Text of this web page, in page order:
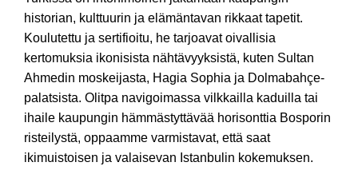
historian, kulttuurin ja elämäntavan rikkaat tapetit.
Koulutettu ja sertifioitu, he tarjoavat oivallisia
kertomuksia ikonisista nähtävyyksistä, kuten Sultan
Ahmedin moskeijasta, Hagia Sophia ja Dolmabahçe-
palatsista. Olitpa navigoimassa vilkkailla kaduilla tai
ihaile kaupungin hämmästyttävää horisonttia Bosporin
risteilystä, oppaamme varmistavat, että saat
ikimuistoisen ja valaisevan Istanbulin kokemuksen.